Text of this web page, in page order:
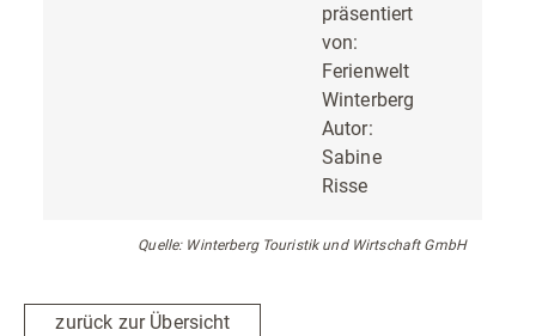
präsentiert
von:
Ferienwelt
Winterberg
Autor:
Sabine
Risse
Quelle: Winterberg Touristik und Wirtschaft GmbH
zurück zur Übersicht